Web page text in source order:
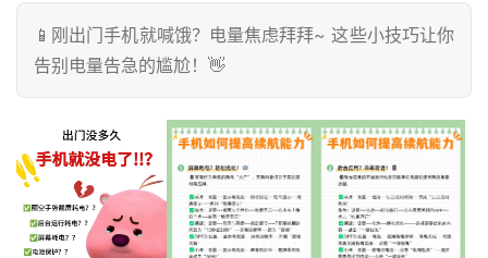
📱刚出门手机就喊饿？电量焦虑拜拜~ 这些小技巧让你
告别电量告急的尴尬！👋